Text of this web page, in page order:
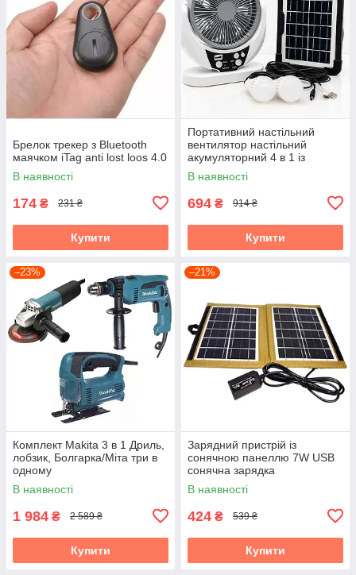
Брелок трекер з Bluetooth
маячком iTag anti lost loos 4.0
В наявності
174 ₴ 231 ₴
Купити
Портативний настільний
вентилятор настільний
акумуляторний 4 в 1 із
сонячною панеллю для
кемпінгу та дому
В наявності
694 ₴ 914 ₴
Купити
–23%
Комплект Makita 3 в 1 Дриль,
лобзик, Болгарка/Міта три в
одному
В наявності
1 984 ₴ 2 589 ₴
Купити
–21%
Зарядний пристрій із
сонячною панеллю 7W USB
сонячна зарядка
В наявності
424 ₴ 539 ₴
Купити